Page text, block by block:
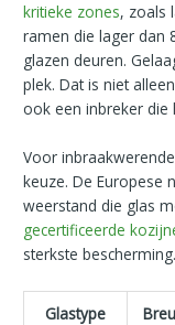
kritieke zones, zoals
ramen die lager dan
glazen deuren.
plek. Dat is niet
ook een inbreker die
Voor
keuze. De Europese
weerstand die glas
gecertificeerde
sterkste bescherming.
Glastype